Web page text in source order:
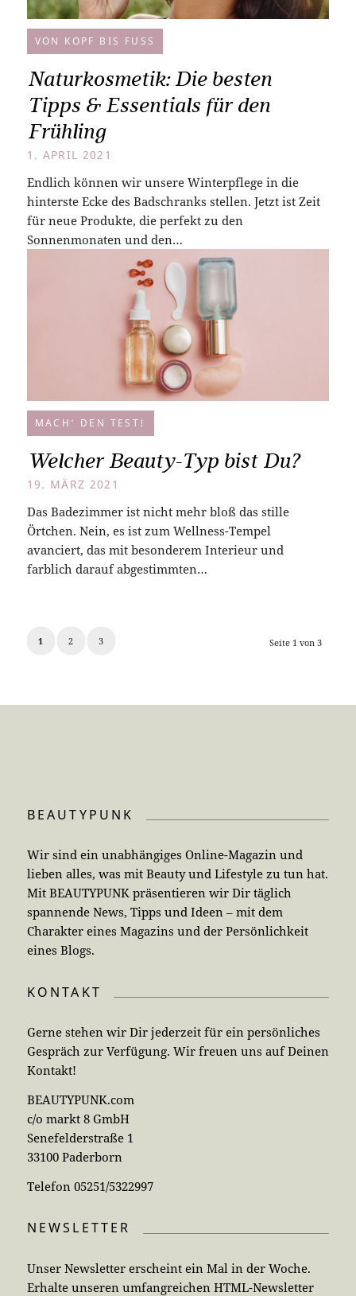
VON KOPF BIS FUSS
Naturkosmetik: Die besten
Tipps & Essentials für den
Frühling
1. APRIL 2021
Endlich können wir unsere Winterpflege in die
hinterste Ecke des Badschranks stellen. Jetzt ist Zeit
für neue Produkte, die perfekt zu den
Sonnenmonaten und den…
MACH‘ DEN TEST!
Welcher Beauty-Typ bist Du?
19. MÄRZ 2021
Das Badezimmer ist nicht mehr bloß das stille
Örtchen. Nein, es ist zum Wellness-Tempel
avanciert, das mit besonderem Interieur und
farblich darauf abgestimmten…
Seite 1 von 3
1 2 3
BEAUTYPUNK
Wir sind ein unabhängiges Online-Magazin und
lieben alles, was mit Beauty und Lifestyle zu tun hat.
Mit BEAUTYPUNK präsentieren wir Dir täglich
spannende News, Tipps und Ideen – mit dem
Charakter eines Magazins und der Persönlichkeit
eines Blogs.
KONTAKT
Gerne stehen wir Dir jederzeit für ein persönliches
Gespräch zur Verfügung. Wir freuen uns auf Deinen
Kontakt!
BEAUTYPUNK.com
c/o markt 8 GmbH
Senefelderstraße 1
33100 Paderborn
Telefon 05251/5322997
NEWSLETTER
Unser Newsletter erscheint ein Mal in der Woche.
Erhalte unseren umfangreichen HTML-Newsletter